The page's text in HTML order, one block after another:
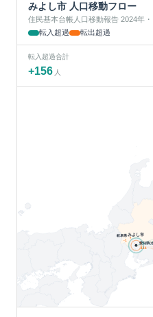
みよし市 人口移動フロー
住民基本台帳人口移動報告 2024年・
転入超過
転出超過
転入超過合計
+156 人
岐阜県
-1
愛知県(
-111
みよし市